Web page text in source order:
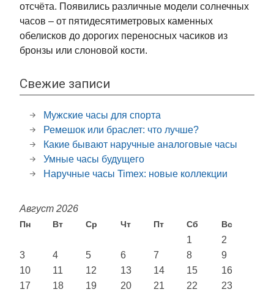
отсчёта. Появились различные модели солнечных
часов – от пятидесятиметровых каменных
обелисков до дорогих переносных часиков из
бронзы или слоновой кости.
Свежие записи
Мужские часы для спорта
Ремешок или браслет: что лучше?
Какие бывают наручные аналоговые часы
Умные часы будущего
Наручные часы Timex: новые коллекции
Август 2026
Пн Вт Ср Чт Пт Сб Вс
1
2
3
4 5 6 7 8
9
10
11 12 13 14 15
16
17
18 19 20 21 22
23